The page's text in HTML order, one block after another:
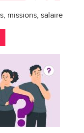
missions, salaire